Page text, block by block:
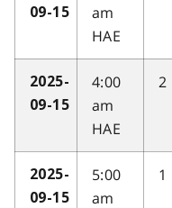
09-15
am
HAE
2025-
09-15
4:00
am
HAE
2
2025-
09-15
5:00
am
1